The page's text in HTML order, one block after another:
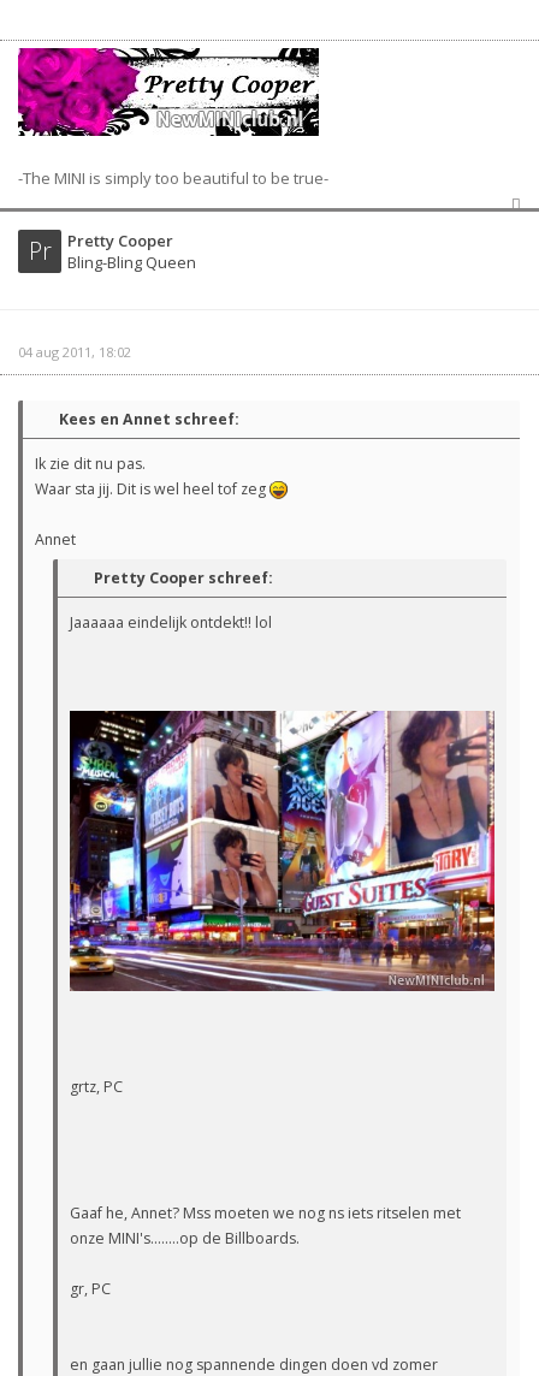
-The MINI is simply too beautiful to be true-
Pr
Pretty Cooper
Bling-Bling Queen
04 aug 2011, 18:02
Kees en Annet schreef:
Ik zie dit nu pas.
Waar sta jij. Dit is wel heel tof zeg
Annet
Pretty Cooper schreef:
Jaaaaaa eindelijk ontdekt!! lol
grtz, PC
Gaaf he, Annet? Mss moeten we nog ns iets ritselen met
onze MINI's........op de Billboards.
gr, PC
en gaan jullie nog spannende dingen doen vd zomer